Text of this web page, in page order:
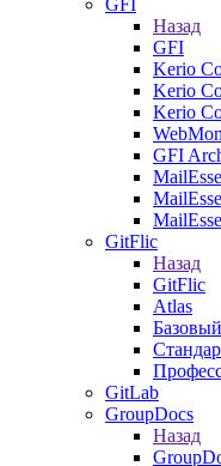
GFI
Назад
GFI
Kerio
Kerio
Kerio
GFI
GitFlic
Назад
GitFlic
Atlas
Базовый
GitLab
GroupDocs
Назад